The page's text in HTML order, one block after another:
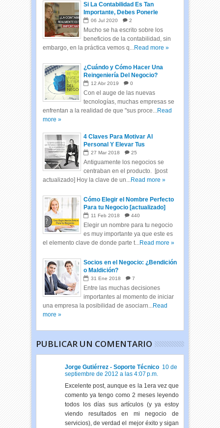
Si La Contabilidad Es Tan
Importante, Debes Ponerle
Atención
06 Jul 2020 2
Mucho se ha escrito sobre los
beneficios de la contabilidad, sin
embargo, en la práctica vemos q... Read more »
¿Cuándo y Cómo Hacer Una
Reingeniería Del Negocio?
12 Abr 2019 0
Con el auge de las nuevas
tecnologías, muchas empresas se
enfrentan a la realidad de que "sus proce... Read
more »
4 Claves Para Motivar Al
Personal Y Elevar Tus
Resultados
27 Mar 2018 25
Antiguamente los negocios se
centraban en el producto. [post
actualizado] Hoy la clave de un... Read more »
Cómo Elegir el Nombre Perfecto
Para tu Negocio [actualizado]
11 Feb 2018 440
Elegir un nombre para tu negocio
es muy importante ya que este es
el elemento clave de donde parte t... Read more »
Socios en el Negocio: ¿Bendición
o Maldición?
31 Ene 2018 7
Entre las muchas decisiones
importantes al momento de iniciar
una empresa la posibilidad de asociarn... Read
more »
PUBLICAR UN COMENTARIO
Jorge Gutiérrez - Soporte Técnico 10 de
septiembre de 2012 a las 4:07 p.m.
Excelente post, aunque es la 1era vez que
comento ya tengo como 2 meses leyendo
todos los días sus artículos (y ya estoy
viendo resultados en mi negocio de
servicios), de verdad el mejor éxito y sigan